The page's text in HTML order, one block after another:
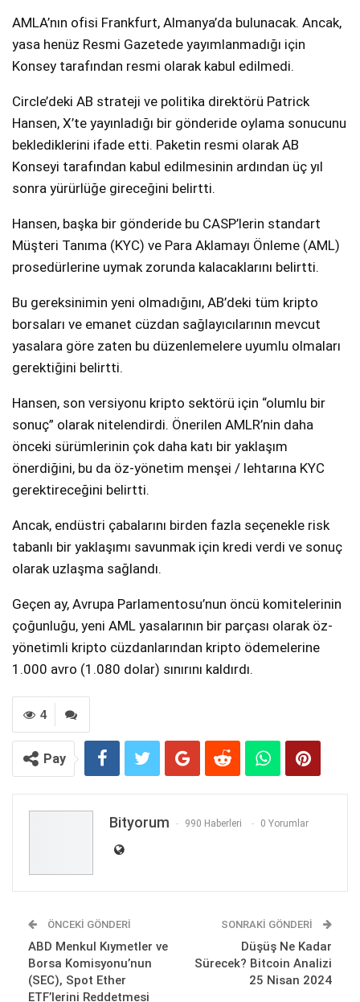
AMLA’nın ofisi Frankfurt, Almanya’da bulunacak. Ancak,
yasa henüz Resmi Gazetede yayımlanmadığı için
Konsey tarafından resmi olarak kabul edilmedi.
Circle’deki AB strateji ve politika direktörü Patrick
Hansen, X’te yayınladığı bir gönderide oylama sonucunu
beklediklerini ifade etti. Paketin resmi olarak AB
Konseyi tarafından kabul edilmesinin ardından üç yıl
sonra yürürlüğe gireceğini belirtti.
Hansen, başka bir gönderide bu CASP’lerin standart
Müşteri Tanıma (KYC) ve Para Aklamayı Önleme (AML)
prosedürlerine uymak zorunda kalacaklarını belirtti.
Bu gereksinimin yeni olmadığını, AB’deki tüm kripto
borsaları ve emanet cüzdan sağlayıcılarının mevcut
yasalara göre zaten bu düzenlemelere uyumlu olmaları
gerektiğini belirtti.
Hansen, son versiyonu kripto sektörü için “olumlu bir
sonuç” olarak nitelendirdi. Önerilen AMLR’nin daha
önceki sürümlerinin çok daha katı bir yaklaşım
önerdiğini, bu da öz-yönetim menşei / lehtarına KYC
gerektireceğini belirtti.
Ancak, endüstri çabalarını birden fazla seçenekle risk
tabanlı bir yaklaşımı savunmak için kredi verdi ve sonuç
olarak uzlaşma sağlandı.
Geçen ay, Avrupa Parlamentosu’nun öncü komitelerinin
çoğunluğu, yeni AML yasalarının bir parçası olarak öz-
yönetimli kripto cüzdanlarından kripto ödemelerine
1.000 avro (1.080 dolar) sınırını kaldırdı.
4
Pay
Bityorum 990 Haberleri 0 Yorumlar
ÖNCEKI GÖNDERI
ABD Menkul Kıymetler ve
Borsa Komisyonu’nun
(SEC), Spot Ether
ETF’lerini Reddetmesi
SONRAKI GÖNDERI
Düşüş Ne Kadar
Sürecek? Bitcoin Analizi
25 Nisan 2024